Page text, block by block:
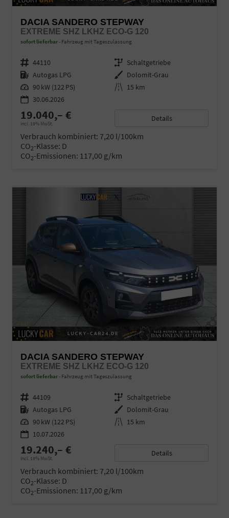
DACIA SANDERO STEPWAY
EXTREME SHZ LKHZ ECO-G 120
sofort lieferbar Fahrzeug mit Tageszulassung
Fahrzeugnr. 44110 Getriebe Schaltgetriebe
Kraftstoff Autogas LPG Außenfarbe Dolomit-Grau
Leistung 90 kW (122 PS) Kilometerstand 15 km
30.06.2026
19.040,– €
incl. 19% MwSt.
Details
Verbrauch kombiniert: 7,20 l/100km
CO2-Klasse: D
CO2-Emissionen: 117,00 g/km
DACIA SANDERO STEPWAY
EXTREME SHZ LKHZ ECO-G 120
sofort lieferbar Fahrzeug mit Tageszulassung
Fahrzeugnr. 44109 Getriebe Schaltgetriebe
Kraftstoff Autogas LPG Außenfarbe Dolomit-Grau
Leistung 90 kW (122 PS) Kilometerstand 15 km
10.07.2026
19.240,– €
incl. 19% MwSt.
Details
Verbrauch kombiniert: 7,20 l/100km
CO2-Klasse: D
CO2-Emissionen: 117,00 g/km